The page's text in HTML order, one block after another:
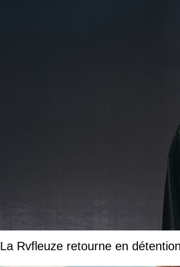
La Rvfleuze retourne en